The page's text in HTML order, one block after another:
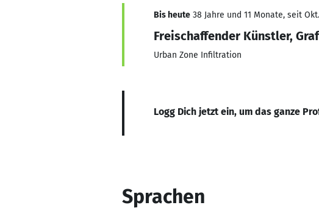
Bis heute 38 Jahre und 11 Monate, seit
Freischaffender Künstler,
Urban Zone Infiltration
Logg Dich jetzt ein, um das ganze
Sprachen